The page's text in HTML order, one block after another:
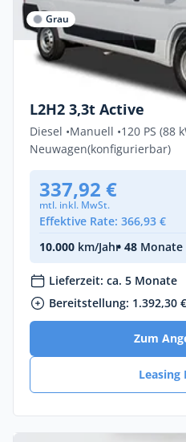
Grau
Gewerbe & Privat
Peugeot Boxer
L2H2 3,3t Active
Diesel •Manuell •120 PS (88
Neuwagen(konfigurierbar)
337,92 €
mtl. inkl. MwSt.
Effektive Rate: 366,93 €
10.000 km/Jahr• 48 Monate
Lieferzeit: ca. 5 Monate
Bereitstellung: 1.392,30 €
Zum
Leasing